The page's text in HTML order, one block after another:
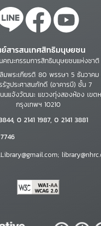
สารสนเทศสิทธิมนุษยชน
คณะกรรมการสิทธิมนุษยชนแห่งชาติ
มพระเกียรติ 80 พรรษา 5 ธันวาค
รัฐประศาสนภักดี (อาคารบี) ชั้น 7
นแจ้งวัฒนะ แขวงทุ่งสองห้อง เขต
กรุงเทพฯ 10210
0 2141 1987, 0 2141 3881